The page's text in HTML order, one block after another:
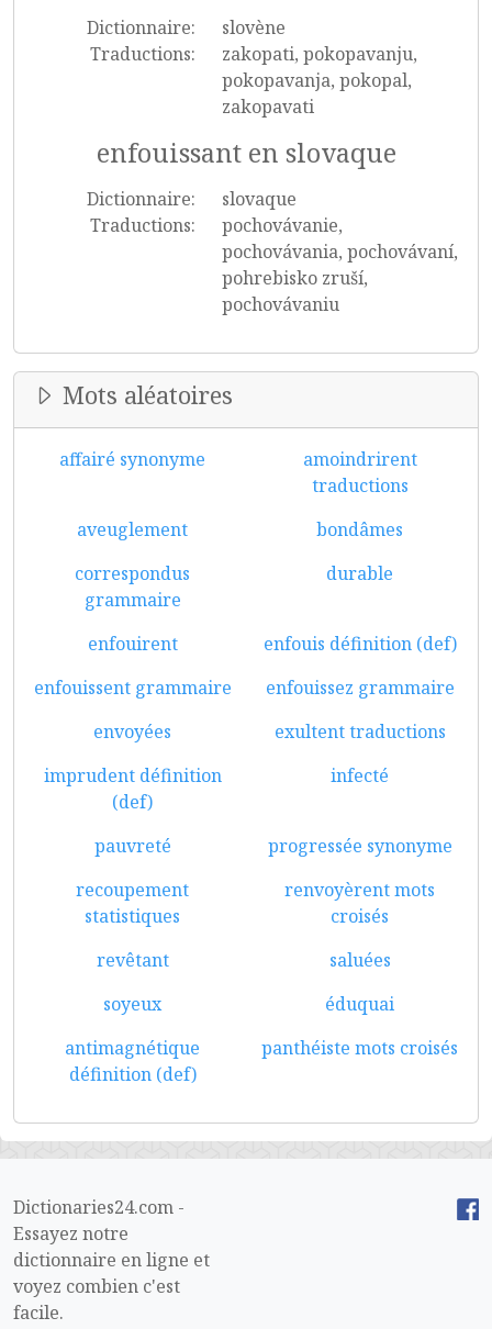
Dictionnaire:
slovène
Traductions:
zakopati, pokopavanju,
pokopavanja, pokopal,
zakopavati
enfouissant en slovaque
Dictionnaire:
slovaque
Traductions:
pochovávanie,
pochovávania, pochovávaní,
pohrebisko zruší,
pochovávaniu
Mots aléatoires
affairé synonyme
amoindrirent
traductions
aveuglement
bondâmes
correspondus
grammaire
durable
enfouirent
enfouis définition (def)
enfouissent grammaire
enfouissez grammaire
envoyées
exultent traductions
imprudent définition
(def)
infecté
pauvreté
progressée synonyme
recoupement
statistiques
renvoyèrent mots
croisés
revêtant
saluées
soyeux
éduquai
antimagnétique
définition (def)
panthéiste mots croisés
Dictionaries24.com -
Essayez notre
dictionnaire en ligne et
voyez combien c'est
facile.